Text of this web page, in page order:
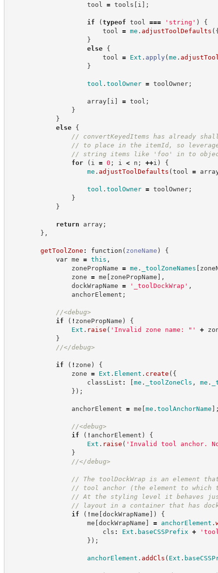
tool = tools [ i ] ;
if (typeof tool === ' string ' )
{
tool = me . adjustToolDefaults (
}
else
{
tool = Ext . apply (me .
}
tool . toolOwner = toolOwner;
array[ i ] = tool ;
}
}
else
{
// convertKeyedItems has already
// to place in the itemId, so
// string items like 'foo' in to
for
( i = 0 ; i < n ; ++i )
{
me . adjustToolDefaults (tool =
tool . toolOwner = toolOwner;
}
}
return array;
} ,
getToolZone : function ( zoneName )
{
var me = this ,
zonePropName = me . _toolZoneNames [
zone = me [ zonePropName ] ,
dockWrapName = ' _toolDockWrap ' ,
anchorElement ;
//<debug>
if
( ! zonePropName )
{
Ext . raise ( ' Invalid zone name: " ' +
}
//</debug>
if ( ! zone )
{
zone = Ext . Element . create ( {
classList : [me . _toolZoneCls , me .
} ) ;
anchorElement = me [me . toolAnchorName ]
//<debug>
if
( ! anchorElement )
{
Ext . raise ( ' Invalid tool anchor. No
}
//</debug>
// The toolDockWrap is an element
// tool anchor (the element to which
// At the styling level it behaves
// layout in a container that has
if
( ! me [dockWrapName ] )
{
me [dockWrapName ] = anchorElement .
cls : Ext . baseCSSPrefix + '
} ) ;
anchorElement . addCls ( Ext .